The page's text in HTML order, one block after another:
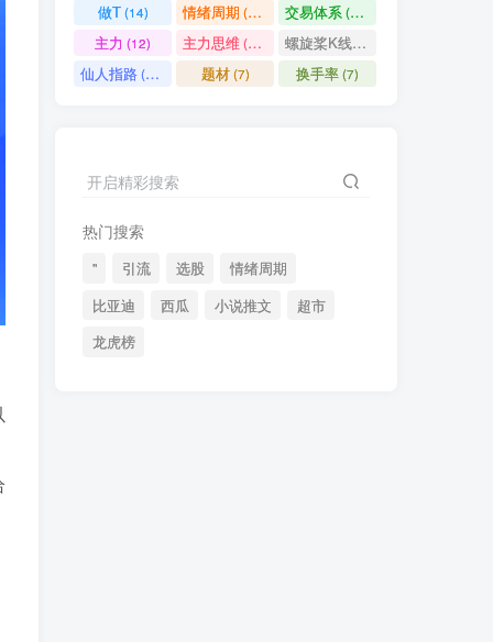
做T(14) 情绪周期 (14) 交易体系(12)
主力 (12) 主力思维(12) 螺旋桨K线
(11)
仙人指路(10) 题材(7) 换手率(7)
开启精彩搜索
热门搜索
" 引流 选股
情绪周期
比亚迪
西瓜 小说推文
超市
龙虎榜
超级简单！同花顺K线界面显示行业概念指标代码图解
2 股票打板、上板、封板、翘板、炸板是什么意思？炒股你必须懂的暗语！
短线交易必须要懂的术语有哪些？股票分时水上、水下是什么意思？
6 全程图解超详细！何为打板以及打板战法的精髓